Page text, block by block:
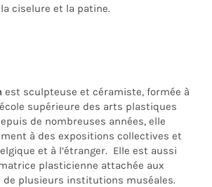
ciselure et la patine.
est sculpteuse et céramiste, formée à
supérieure des arts plastiques
de nombreuses années, elle
à des expositions collectives et
et à l’étranger. Elle est aussi
plasticienne attachée aux
de plusieurs institutions muséales.